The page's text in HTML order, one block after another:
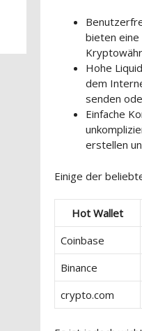
bieten eine
Hohe
dem
senden
Einfache
erstellen
Einige der
Hot Wallet
Coinbase
Binance
crypto.com